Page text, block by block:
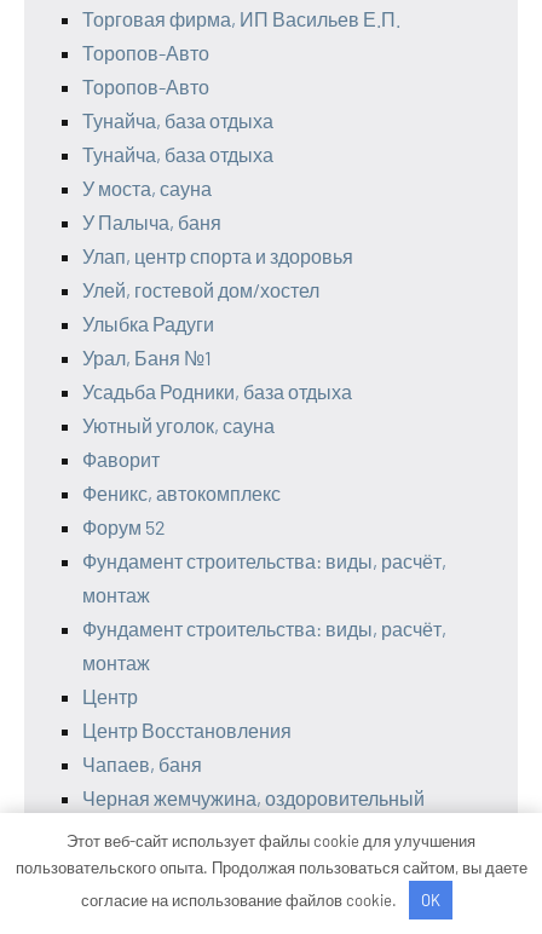
Торговая фирма, ИП Васильев Е.П.
Торопов-Авто
Торопов-Авто
Тунайча, база отдыха
Тунайча, база отдыха
У моста, сауна
У Палыча, баня
Улап, центр спорта и здоровья
Улей, гостевой дом/хостел
Улыбка Радуги
Урал, Баня №1
Усадьба Родники, база отдыха
Уютный уголок, сауна
Фаворит
Феникс, автокомплекс
Форум 52
Фундамент строительства: виды, расчёт,
монтаж
Фундамент строительства: виды, расчёт,
монтаж
Центр
Центр Восстановления
Чапаев, баня
Черная жемчужина, оздоровительный
комплекс
Четверочка, автомойка
Чип Тюнинг, прошивка авто в Евпатории от
Этот веб-сайт использует файлы cookie для улучшения
пользовательского опыта. Продолжая пользоваться сайтом, вы даете
согласие на использование файлов cookie.
OK